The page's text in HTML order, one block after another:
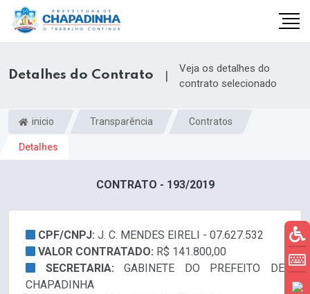
Detalhes do Contrato |
Veja os detalhes do
contrato selecionado
inicio Transparência Contratos
Detalhes
CONTRATO - 193/2019
CPF/CNPJ: J. C. MENDES EIRELI - 07.627.532
VALOR CONTRATADO: R$ 141.800,00
SECRETARIA:GABINETE DO PREFEITO DE
CHAPADINHA